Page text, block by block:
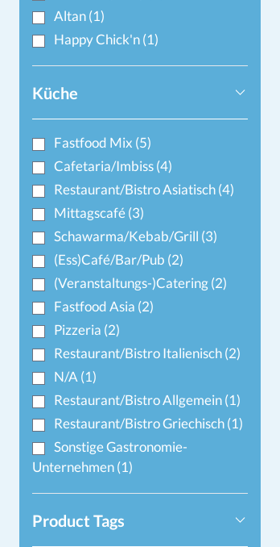
Altan(1)
Happy Chick'n(1)
Küche
Fastfood Mix (5)
Cafetaria/Imbiss(4)
Restaurant/Bistro Asiatisch(4)
Mittagscafé(3)
Schawarma/Kebab/Grill (3)
(Ess)Café/Bar/Pub (2)
(Veranstaltungs-)Catering(2)
Fastfood Asia (2)
Pizzeria (2)
Restaurant/Bistro Italienisch(2)
N/A (1)
Restaurant/Bistro Allgemein(1)
Restaurant/Bistro Griechisch(1)
Sonstige Gastronomie-
Unternehmen(1)
Product Tags